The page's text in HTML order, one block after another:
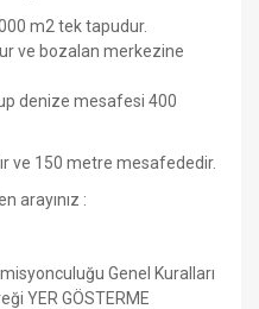
m2 tek tapudur.
ve bozalan merkezine
denize mesafesi 400
ve 150 metre mesafededir.
arayınız :
Genel Kuralları
YER GÖSTERME